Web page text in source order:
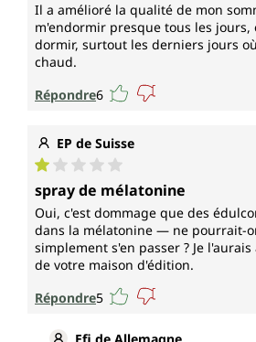
Il a amélioré la qualité de mon
m'endormir presque tous les
dormir, surtout les derniers jours
chaud.
Répondre6
EP de Suisse
Note moyenne de 1 sur 5 étoiles
spray de mélatonine
Oui, c'est dommage que des
dans la mélatonine — ne pourrait-
simplement s'en passer ? Je
de votre maison d'édition.
Répondre5